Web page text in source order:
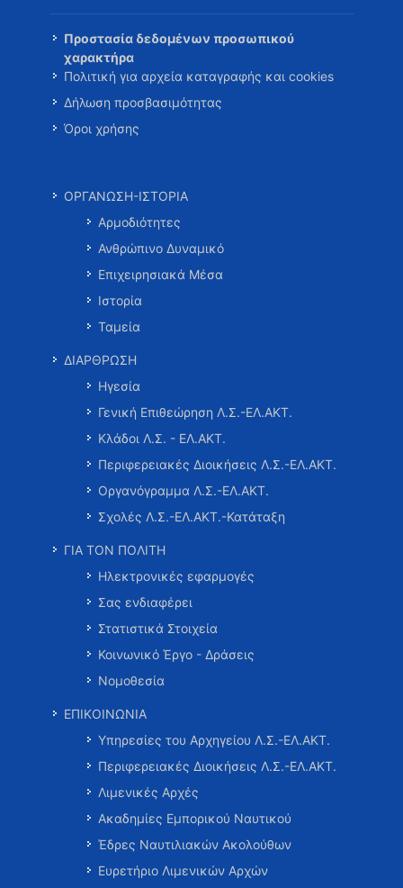
Προστασία δεδομένων προσωπικού
χαρακτήρα
Πολιτική για αρχεία καταγραφής και cookies
Δήλωση προσβασιμότητας
Όροι χρήσης
ΟΡΓΑΝΩΣΗ-ΙΣΤΟΡΙΑ
Αρμοδιότητες
Ανθρώπινο Δυναμικό
Επιχειρησιακά Μέσα
Ιστορία
Ταμεία
ΔΙΑΡΘΡΩΣΗ
Ηγεσία
Γενική Επιθεώρηση Λ.Σ.-ΕΛ.ΑΚΤ.
Κλάδοι Λ.Σ. - ΕΛ.ΑΚΤ.
Περιφερειακές Διοικήσεις Λ.Σ.-ΕΛ.ΑΚΤ.
Οργανόγραμμα Λ.Σ.-ΕΛ.ΑΚΤ.
Σχολές Λ.Σ.-ΕΛ.ΑΚΤ.-Κατάταξη
ΓΙΑ ΤΟΝ ΠΟΛΙΤΗ
Ηλεκτρονικές εφαρμογές
Σας ενδιαφέρει
Στατιστικά Στοιχεία
Κοινωνικό Έργο - Δράσεις
Νομοθεσία
ΕΠΙΚΟΙΝΩΝΙΑ
Υπηρεσίες του Αρχηγείου Λ.Σ.-ΕΛ.ΑΚΤ.
Περιφερειακές Διοικήσεις Λ.Σ.-ΕΛ.ΑΚΤ.
Λιμενικές Αρχές
Ακαδημίες Εμπορικού Ναυτικού
Έδρες Ναυτιλιακών Ακολούθων
Ευρετήριο Λιμενικών Αρχών